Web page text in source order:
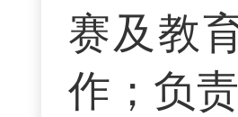
赛及教
作；负